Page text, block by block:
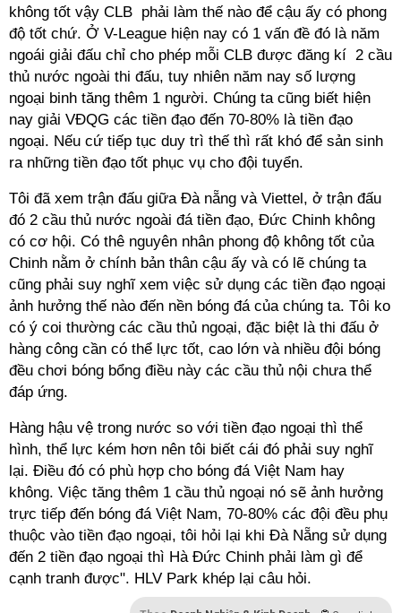
không tốt vậy CLB phải làm thế nào để cậu ấy có phong
độ tốt chứ. Ở V-League hiện nay có 1 vấn đề đó là năm
ngoái giải đấu chỉ cho phép mỗi CLB được đăng kí 2 cầu
thủ nước ngoài thi đấu, tuy nhiên năm nay số lượng
ngoại binh tăng thêm 1 người. Chúng ta cũng biết hiện
nay giải VĐQG các tiền đạo đến 70-80% là tiền đạo
ngoại. Nếu cứ tiếp tục duy trì thế thì rất khó để sản sinh
ra những tiền đạo tốt phục vụ cho đội tuyển.
Tôi đã xem trận đấu giữa Đà nẵng và Viettel, ở trận đấu
đó 2 cầu thủ nước ngoài đá tiền đạo, Đức Chinh không
có cơ hội. Có thê nguyên nhân phong độ không tốt của
Chinh nằm ở chính bản thân cậu ấy và có lẽ chúng ta
cũng phải suy nghĩ xem việc sử dụng các tiền đạo ngoại
ảnh hưởng thế nào đến nền bóng đá của chúng ta. Tôi ko
có ý coi thường các cầu thủ ngoại, đặc biệt là thi đấu ở
hàng công cần có thể lực tốt, cao lớn và nhiều đội bóng
đều chơi bóng bổng điều này các cầu thủ nội chưa thể
đáp ứng.
Hàng hậu vệ trong nước so với tiền đạo ngoại thì thể
hình, thể lực kém hơn nên tôi biết cái đó phải suy nghĩ
lại. Điều đó có phù hợp cho bóng đá Việt Nam hay
không. Việc tăng thêm 1 cầu thủ ngoại nó sẽ ảnh hưởng
trực tiếp đến bóng đá Việt Nam, 70-80% các đội đều phụ
thuộc vào tiền đạo ngoại, tôi hỏi lại khi Đà Nẵng sử dụng
đến 2 tiền đạo ngoại thì Hà Đức Chinh phải làm gì để
cạnh tranh được". HLV Park khép lại câu hỏi.